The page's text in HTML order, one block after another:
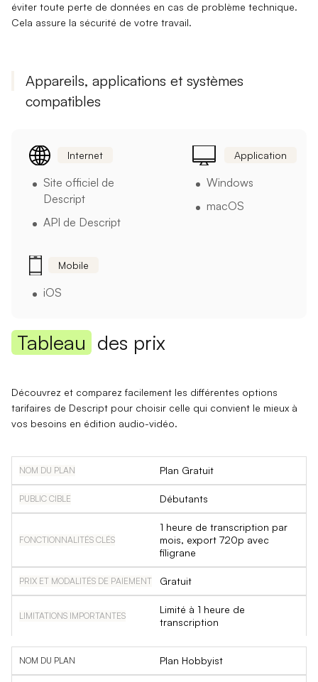
éviter toute perte de données en cas de problème technique.
Cela assure la sécurité de votre travail.
Appareils, applications et systèmes
compatibles
Internet
Site officiel de
Descript
API de Descript
Application
Windows
macOS
Mobile
iOS
Tableau des prix
Découvrez et comparez facilement les différentes options
tarifaires de Descript pour choisir celle qui convient le mieux à
vos besoins en édition audio-vidéo.
Plan Gratuit
Débutants
1 heure de transcription par
mois, export 720p avec
filigrane
Gratuit
Limité à 1 heure de
transcription
Plan Hobbyist